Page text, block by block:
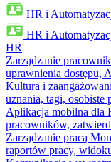
HR i
HR i
HR
Zarządzanie
uprawnienia dostępu,
Kultura i
uznania, tagi, osobiste
Aplikacja mobilna dla
pracowników,
Zarządzanie pracą
raportów pracy,